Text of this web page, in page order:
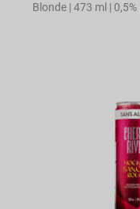
Blonde | 473 ml | 0,5%